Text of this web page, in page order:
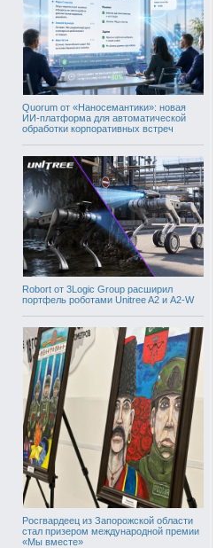
Quorum от «Наносемантики»: новая
ИИ-платформа для автоматической
обработки корпоративных встреч
Robort от 3Logic Group расширил
портфель роботами Unitree A2 и A2-W
Росгвардеец из Запорожской области
стал призером международной премии
«Мы вместе»